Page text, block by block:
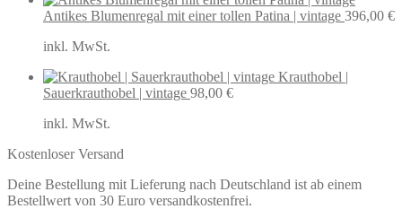
Antikes Blumenregal mit einer tollen Patina | vintage 396,00 €
inkl. MwSt.
Krauthobel |
Sauerkrauthobel | vintage 98,00 €
inkl. MwSt.
Kostenloser Versand
Deine Bestellung mit Lieferung nach Deutschland ist ab einem
Bestellwert von 30 Euro versandkostenfrei.